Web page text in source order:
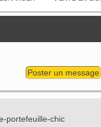
Poster un message
portefeuille-chic